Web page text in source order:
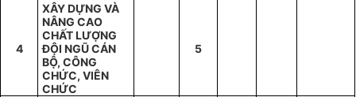
4
XÂY DỰNG VÀ
NÂNG CAO
CHẤT LƯỢNG
ĐỘI NGŨ CÁN
BỘ, CÔNG
CHỨC, VIÊN
CHỨC
5